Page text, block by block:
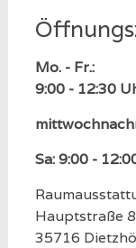
Mo. - Fr.:
9:00 - 12:30
Sa: 9:00 -
Hauptstraße
35716